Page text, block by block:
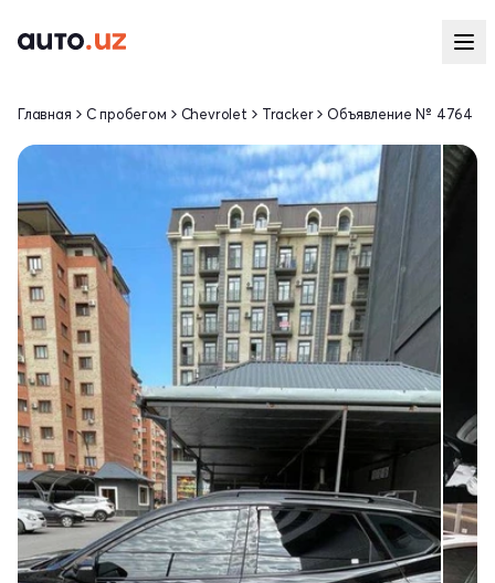
Главная С пробегом Chevrolet Tracker Объявление № 4764